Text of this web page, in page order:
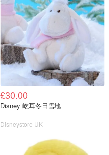
£30.00
Disney 屹耳冬日雪地
Disneystore UK